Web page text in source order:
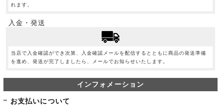
れます。
入金・発送
当店で入金確認ができ次第、入金確認メールを配信するとともに商品の発送準備
を進め、発送が完了しましたら、メールでお知らせいたします。
インフォメーション
お支払いについて